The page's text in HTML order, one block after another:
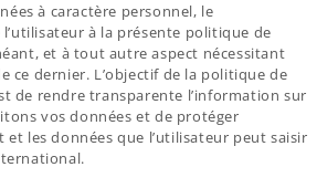
à caractère personnel, le
à la présente politique de
et à tout autre aspect nécessitant
ce dernier. L’objectif de la politique de
de rendre transparente l’information sur
vos données et de protéger
les données que l’utilisateur peut saisir